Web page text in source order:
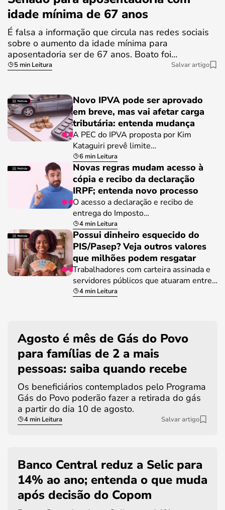
idade mínima de 67 anos
É falsa a informação que circula nas redes sociais
sobre o aumento da idade mínima para
aposentadoria ser de 67 anos. Boato foi…
5 min Leitura Salvar artigo
Novo IPVA pode ser aprovado
em breve, mas vai afetar carga
tributária: entenda mudança
A PEC do IPVA proposta por Kim
Kataguiri prevê limite…
6 min Leitura
Novas regras mudam acesso à
cópia e recibo da declaração
IRPF; entenda novo processo
O acesso a declaração e recibo de
entrega do Imposto…
4 min Leitura
Possui dinheiro esquecido do
PIS/Pasep? Veja outros valores
que milhões podem resgatar
Trabalhadores com carteira assinada e
servidores públicos que atuaram entre…
4 min Leitura
Agosto é mês de Gás do Povo
para famílias de 2 a mais
pessoas: saiba quando recebe
Os beneficiários contemplados pelo Programa
Gás do Povo poderão fazer a retirada do gás
a partir do dia 10 de agosto.
4 min Leitura Salvar artigo
Banco Central reduz a Selic para
14% ao ano; entenda o que muda
após decisão do Copom